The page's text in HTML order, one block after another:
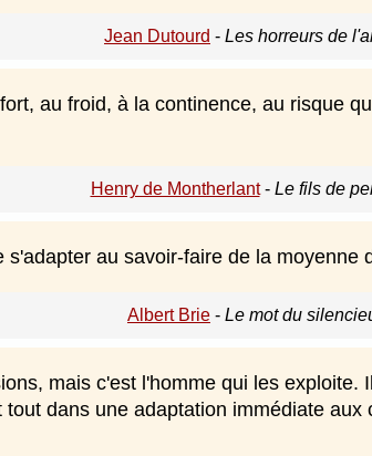
Jean Dutourd - Les horreurs de
au froid, à la continence, au risque
Henry de Montherlant- Le fils de
s'adapter au savoir-faire de la moyenne
Albert Brie - Le mot du
mais c'est l'homme qui les
dans une adaptation immédiate